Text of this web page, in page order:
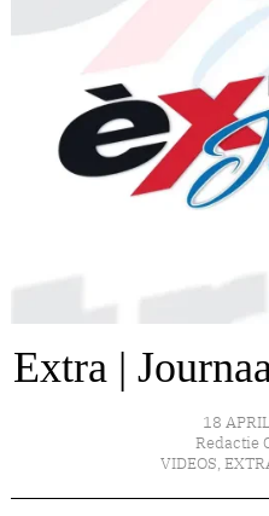
Extra |
18
Redactie
VIDEOS,